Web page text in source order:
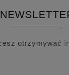
otrzymywać